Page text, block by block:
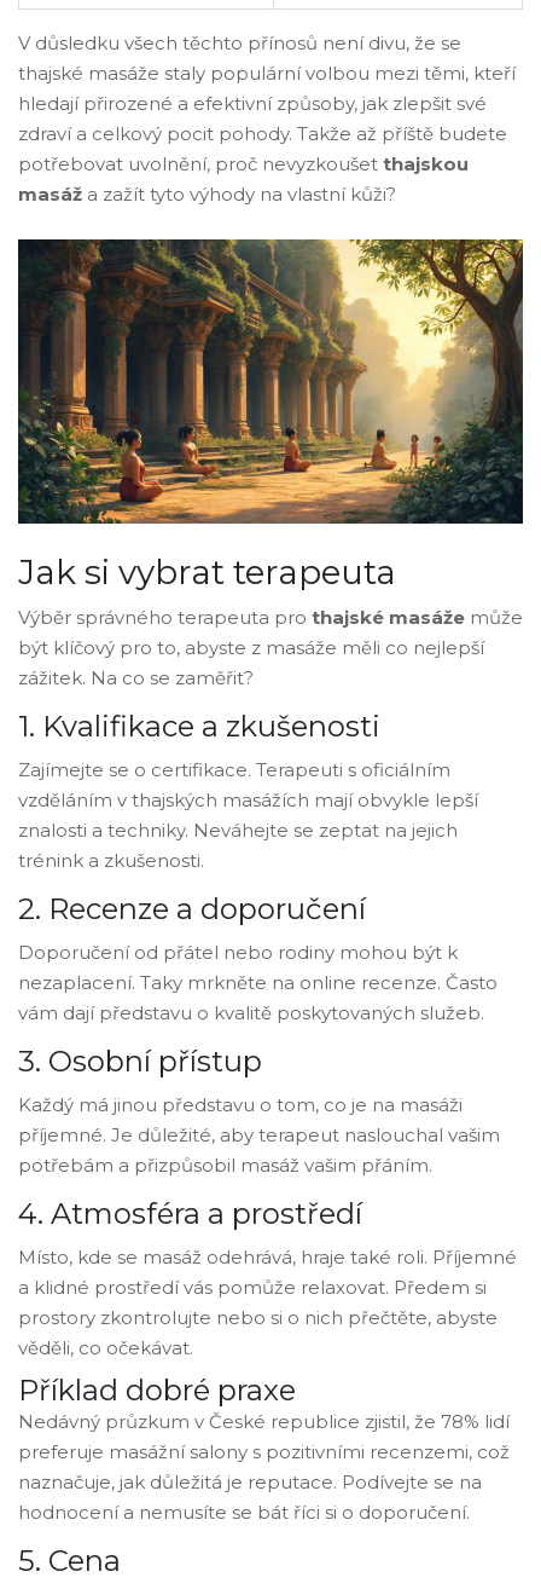
V důsledku všech těchto přínosů není divu, že se
thajské masáže staly populární volbou mezi těmi, kteří
hledají přirozené a efektivní způsoby, jak zlepšit své
zdraví a celkový pocit pohody. Takže až příště budete
potřebovat uvolnění, proč nevyzkoušet thajskou
masáž a zažít tyto výhody na vlastní kůži?
Jak si vybrat terapeuta
Výběr správného terapeuta pro thajské masáže může
být klíčový pro to, abyste z masáže měli co nejlepší
zážitek. Na co se zaměřit?
1. Kvalifikace a zkušenosti
Zajímejte se o certifikace. Terapeuti s oficiálním
vzděláním v thajských masážích mají obvykle lepší
znalosti a techniky. Neváhejte se zeptat na jejich
trénink a zkušenosti.
2. Recenze a doporučení
Doporučení od přátel nebo rodiny mohou být k
nezaplacení. Taky mrkněte na online recenze. Často
vám dají představu o kvalitě poskytovaných služeb.
3. Osobní přístup
Každý má jinou představu o tom, co je na masáži
příjemné. Je důležité, aby terapeut naslouchal vašim
potřebám a přizpůsobil masáž vašim přáním.
4. Atmosféra a prostředí
Místo, kde se masáž odehrává, hraje také roli. Příjemné
a klidné prostředí vás pomůže relaxovat. Předem si
prostory zkontrolujte nebo si o nich přečtěte, abyste
věděli, co očekávat.
Příklad dobré praxe
Nedávný průzkum v České republice zjistil, že 78% lidí
preferuje masážní salony s pozitivními recenzemi, což
naznačuje, jak důležitá je reputace. Podívejte se na
hodnocení a nemusíte se bát říci si o doporučení.
5. Cena